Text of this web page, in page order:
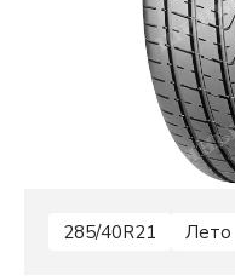
285/40R21 Лето